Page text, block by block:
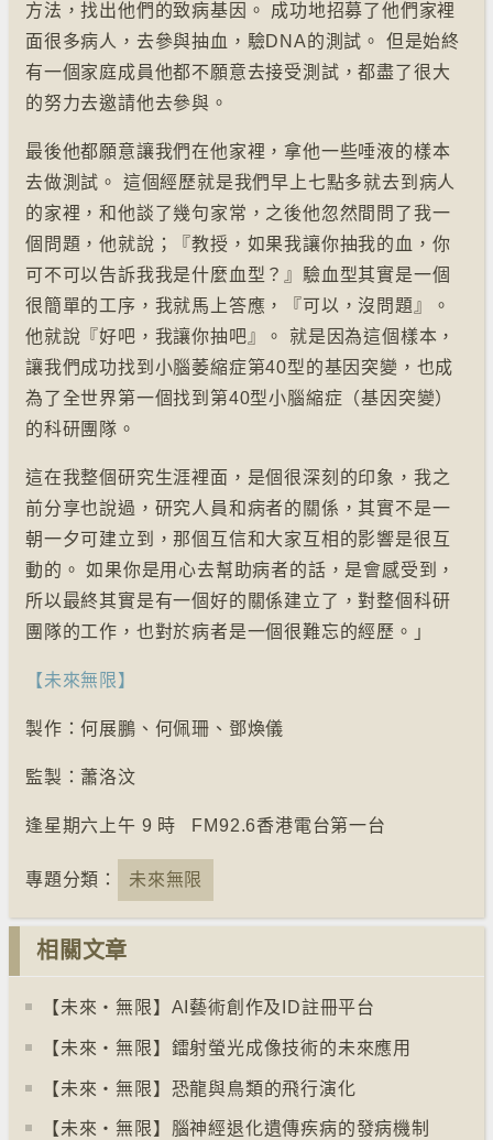
方法，找出他們的致病基因。 成功地招募了他們家裡
面很多病人，去參與抽血，驗DNA的測試。 但是始終
有一個家庭成員他都不願意去接受測試，都盡了很大
的努力去邀請他去參與。
最後他都願意讓我們在他家裡，拿他一些唾液的樣本
去做測試。 這個經歷就是我們早上七點多就去到病人
的家裡，和他談了幾句家常，之後他忽然間問了我一
個問題，他就說；『教授，如果我讓你抽我的血，你
可不可以告訴我我是什麼血型？』驗血型其實是一個
很簡單的工序，我就馬上答應，『可以，沒問題』。
他就說『好吧，我讓你抽吧』。 就是因為這個樣本，
讓我們成功找到小腦萎縮症第40型的基因突變，也成
為了全世界第一個找到第40型小腦縮症（基因突變）
的科研團隊。
這在我整個研究生涯裡面，是個很深刻的印象，我之
前分享也說過，研究人員和病者的關係，其實不是一
朝一夕可建立到，那個互信和大家互相的影響是很互
動的。 如果你是用心去幫助病者的話，是會感受到，
所以最終其實是有一個好的關係建立了，對整個科研
團隊的工作，也對於病者是一個很難忘的經歷。」
【未來無限】
製作：何展鵬、何佩珊、鄧煥儀
監製：蕭洛汶
逢星期六上午 9 時 FM92.6香港電台第一台
專題分類： 未來無限
相關文章
【未來‧無限】AI藝術創作及ID註冊平台
【未來‧無限】鐳射螢光成像技術的未來應用
【未來‧無限】恐龍與鳥類的飛行演化
【未來‧無限】腦神經退化遺傳疾病的發病機制